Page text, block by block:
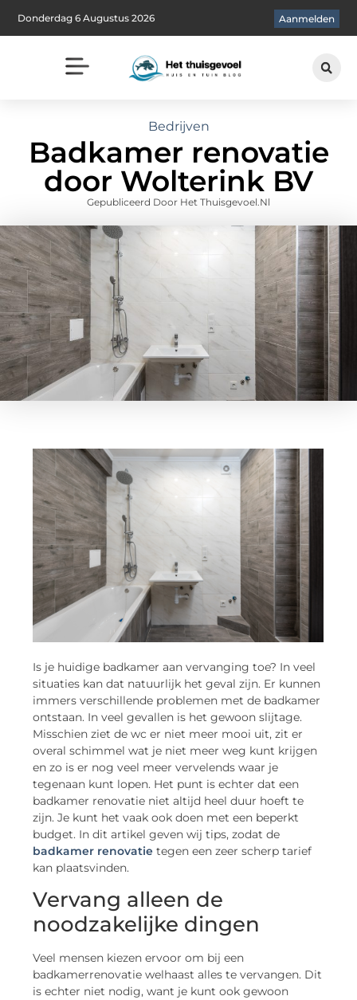
Donderdag 6 Augustus 2026 Aanmelden
Bedrijven
Badkamer renovatie
door Wolterink BV
Gepubliceerd Door Het Thuisgevoel.nl
Is je huidige badkamer aan vervanging toe? In veel
situaties kan dat natuurlijk het geval zijn. Er kunnen
immers verschillende problemen met de badkamer
ontstaan. In veel gevallen is het gewoon slijtage.
Misschien ziet de wc er niet meer mooi uit, zit er
overal schimmel wat je niet meer weg kunt krijgen
en zo is er nog veel meer vervelends waar je
tegenaan kunt lopen. Het punt is echter dat een
badkamer renovatie niet altijd heel duur hoeft te
zijn. Je kunt het vaak ook doen met een beperkt
budget. In dit artikel geven wij tips, zodat de
badkamer renovatie tegen een zeer scherp tarief
kan plaatsvinden.
Vervang alleen de
noodzakelijke dingen
Veel mensen kiezen ervoor om bij een
badkamerrenovatie welhaast alles te vervangen. Dit
is echter niet nodig, want je kunt ook gewoon